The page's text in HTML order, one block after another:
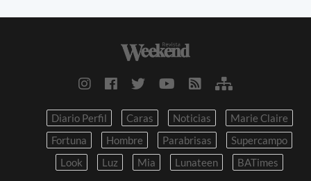
Diario Perfil Caras Noticias
Marie Claire
Fortuna
Hombre Parabrisas
Supercampo
Look
Luz Mia Lunateen BATimes